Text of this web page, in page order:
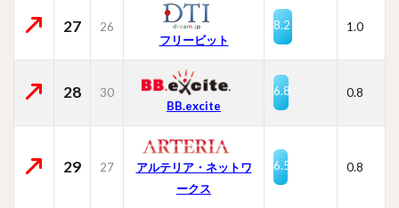
27
26
フリービット
8.2 1.0
28
30
BB.excite
6.8 0.8
29 27
アルテリア・ネットワ
ークス
6.5 0.8